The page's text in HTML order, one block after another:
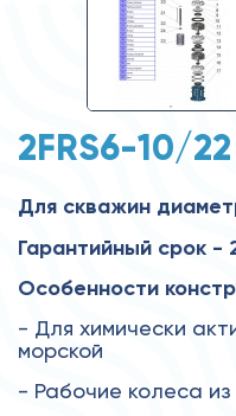
2FRS6-10/22
Для скважин
Гарантийный срок -
Особенности
- Для химически
морской
- Рабочие колеса